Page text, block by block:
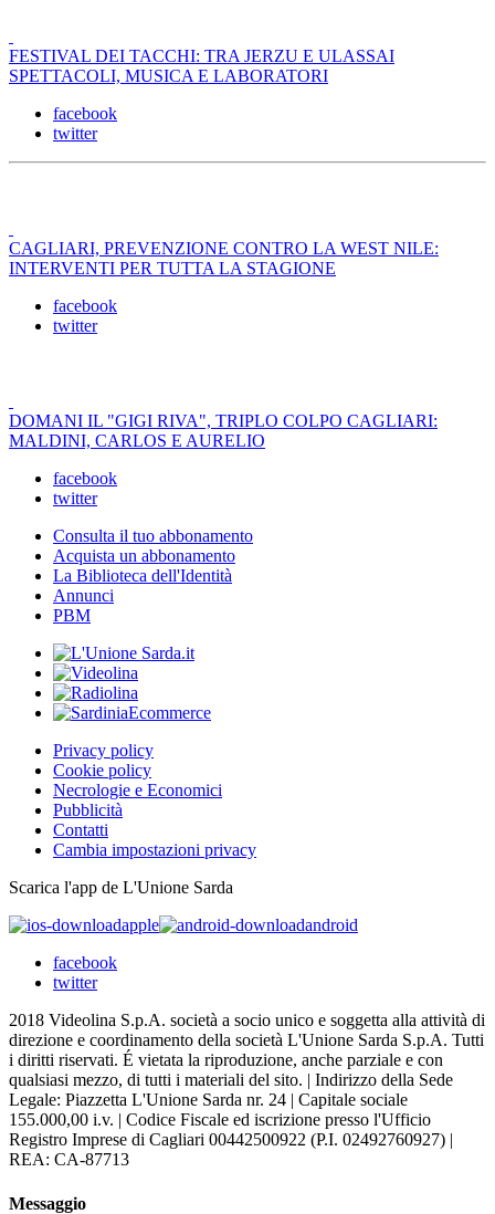
FESTIVAL DEI TACCHI: TRA JERZU E ULASSAI
SPETTACOLI, MUSICA E LABORATORI
facebook
twitter
CAGLIARI, PREVENZIONE CONTRO LA WEST NILE:
INTERVENTI PER TUTTA LA STAGIONE
facebook
twitter
DOMANI IL "GIGI RIVA", TRIPLO COLPO CAGLIARI:
MALDINI, CARLOS E AURELIO
facebook
twitter
Consulta il tuo abbonamento
Acquista un abbonamento
La Biblioteca dell'Identità
Annunci
PBM
Privacy policy
Cookie policy
Necrologie e Economici
Pubblicità
Contatti
Cambia impostazioni privacy
Scarica l'app de L'Unione Sarda
apple
android
facebook
twitter
2018 Videolina S.p.A. società a socio unico e soggetta alla attività di
direzione e coordinamento della società L'Unione Sarda S.p.A. Tutti
i diritti riservati. É vietata la riproduzione, anche parziale e con
qualsiasi mezzo, di tutti i materiali del sito. | Indirizzo della Sede
Legale: Piazzetta L'Unione Sarda nr. 24 | Capitale sociale
155.000,00 i.v. | Codice Fiscale ed iscrizione presso l'Ufficio
Registro Imprese di Cagliari 00442500922 (P.I. 02492760927) |
REA: CA-87713
Messaggio